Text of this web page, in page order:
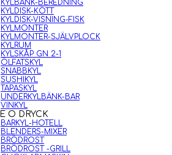
KYLBÄNK-BEREDNING
KYLDISK-KÖTT
KYLDISK-VISNING-FISK
KYLMONTER
KYLMONTER-SJÄLVPLOCK
KYLRUM
KYLSKÅP GN 2-1
ÖLFATSKYL
SNABBKYL
SUSHIKYL
TAPASKYL
UNDERKYLBÄNK-BAR
VINKYL
O DRYCK
BARKYL-HOTELL
BLENDERS-MIXER
BRÖDROST
BRÖDROST -GRILL